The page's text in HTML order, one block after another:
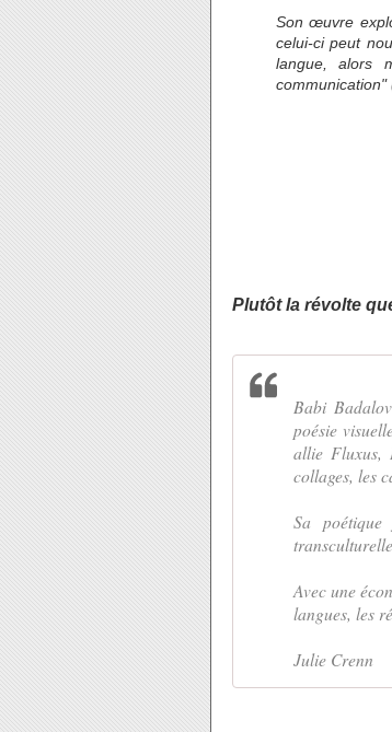
Son œuvre
celui-ci peut
langue, alors
communication"
Plutôt la révolte
Babi
poésie
allie Fluxus,
collages, les
Sa poétique
Avec une
langues, les
Julie Crenn